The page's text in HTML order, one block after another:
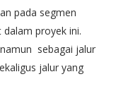
pada segmen
proyek ini.
sebagai jalur
jalur yang